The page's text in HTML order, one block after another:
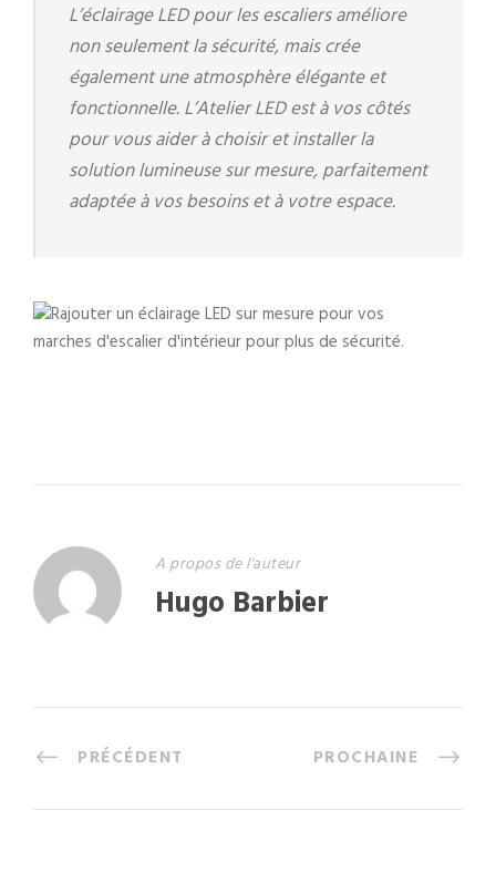
L’éclairage LED pour les escaliers améliore
non seulement la sécurité, mais crée
également une atmosphère élégante et
fonctionnelle. L’Atelier LED est à vos côtés
pour vous aider à choisir et installer la
solution lumineuse sur mesure, parfaitement
adaptée à vos besoins et à votre espace.
A propos de l'auteur
Hugo Barbier
PRÉCÉDENT PROCHAINE